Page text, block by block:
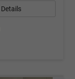
Details